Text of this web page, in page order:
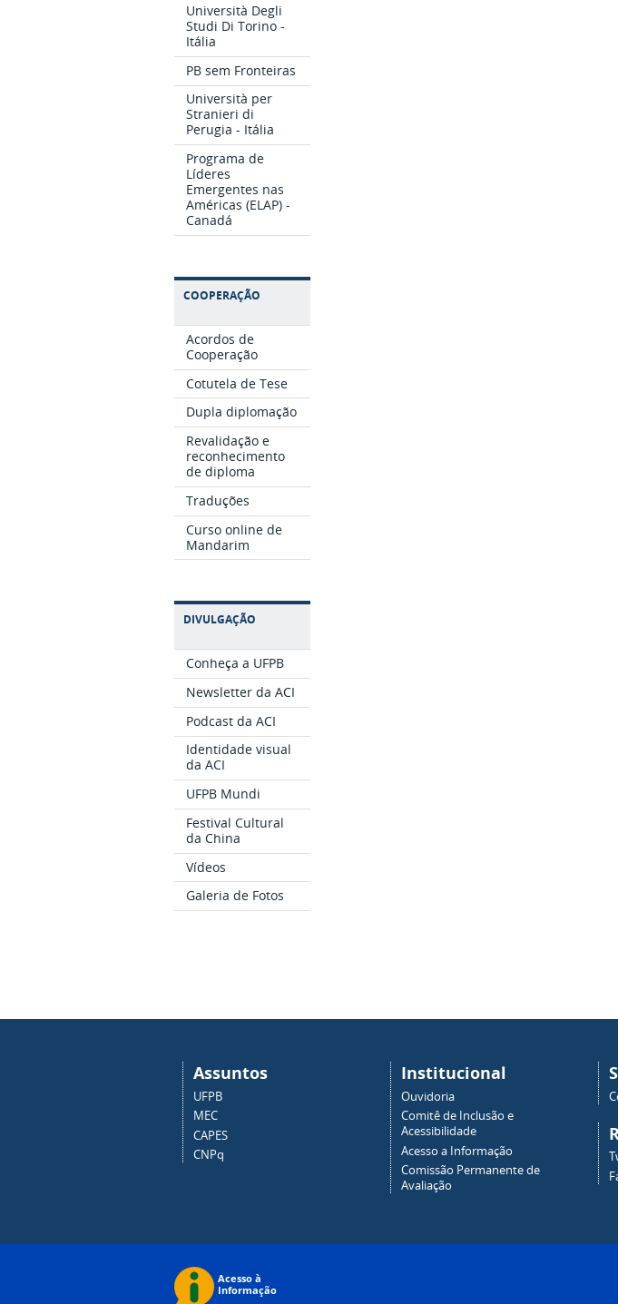
Università Degli
Studi Di Torino -
Itália
PB sem Fronteiras
Università per
Stranieri di
Perugia - Itália
Programa de
Líderes
Emergentes nas
Américas (ELAP) -
Canadá
COOPERAÇÃO
Acordos de
Cooperação
Cotutela de Tese
Dupla diplomação
Revalidação e
reconhecimento
de diploma
Traduções
Curso online de
Mandarim
DIVULGAÇÃO
Conheça a UFPB
Newsletter da ACI
Podcast da ACI
Identidade visual
da ACI
UFPB Mundi
Festival Cultural
da China
Vídeos
Galeria de Fotos
Assuntos
UFPB
MEC
CAPES
CNPq
Institucional
Ouvidoria
Comitê de Inclusão e
Acessibilidade
Acesso a Informação
Comissão Permanente de
Avaliação